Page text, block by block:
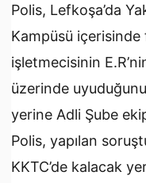
Polis, Lefkoşa’da
Kampüsü
işletmecisinin
üzerinde
yerine Adli Şube
Polis, yapılan
KKTC’de kalacak